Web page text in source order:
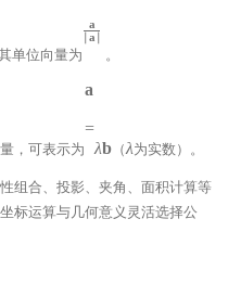
单位向量为
∣ a ∣
a
。
，可表示为
a
=
λb（λ为实数）。
组合、投影、夹角、面积计算等
标运算与几何意义灵活选择公